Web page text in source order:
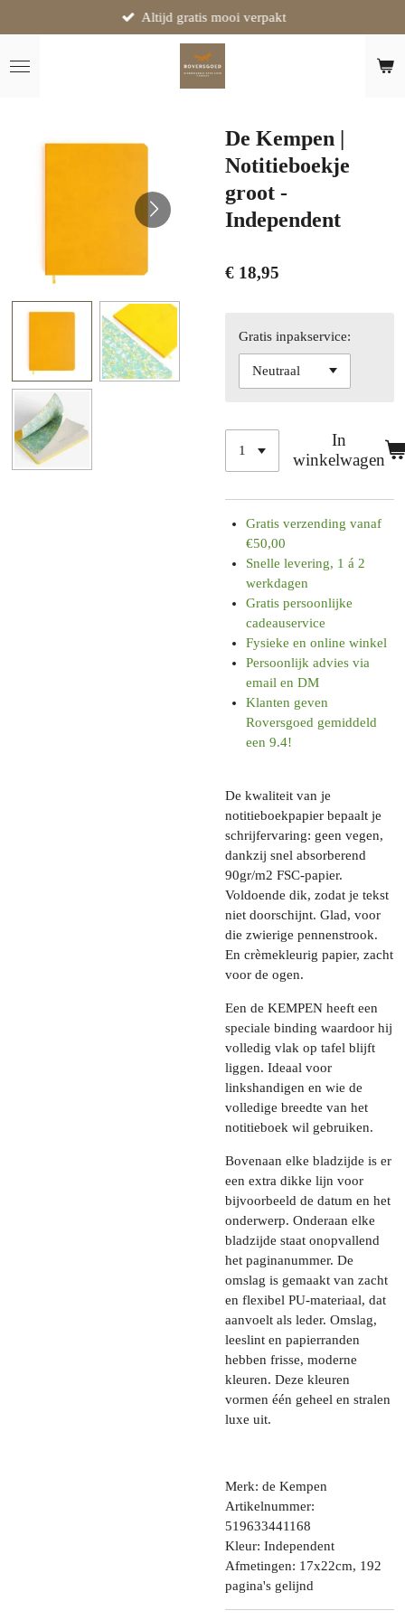
direct
naar
de
Altijd gratis mooi verpakt
De Kempen |
Notitieboekje
groot -
Independent
€ 18,95
Gratis inpakservice:
In
winkelwagen
Gratis verzending vanaf
€50,00
Snelle levering, 1 á 2
werkdagen
Gratis persoonlijke
cadeauservice
Fysieke en online winkel
Persoonlijk advies via
email en DM
Klanten geven
Roversgoed gemiddeld
een 9.4!
De kwaliteit van je
notitieboekpapier bepaalt je
schrijfervaring: geen vegen,
dankzij snel absorberend
90gr/m2 FSC-papier.
Voldoende dik, zodat je tekst
niet doorschijnt. Glad, voor
die zwierige pennenstrook.
En crèmekleurig papier, zacht
voor de ogen.
Een de KEMPEN heeft een
speciale binding waardoor hij
volledig vlak op tafel blijft
liggen. Ideaal voor
linkshandigen en wie de
volledige breedte van het
notitieboek wil gebruiken.
Bovenaan elke bladzijde is er
een extra dikke lijn voor
bijvoorbeeld de datum en het
onderwerp. Onderaan elke
bladzijde staat onopvallend
het paginanummer. De
omslag is gemaakt van zacht
en flexibel PU-materiaal, dat
aanvoelt als leder. Omslag,
leeslint en papierranden
hebben frisse, moderne
kleuren. Deze kleuren
vormen één geheel en stralen
luxe uit.
Merk: de Kempen
Artikelnummer:
519633441168
Kleur: Independent
Afmetingen: 17x22cm, 192
pagina's gelijnd